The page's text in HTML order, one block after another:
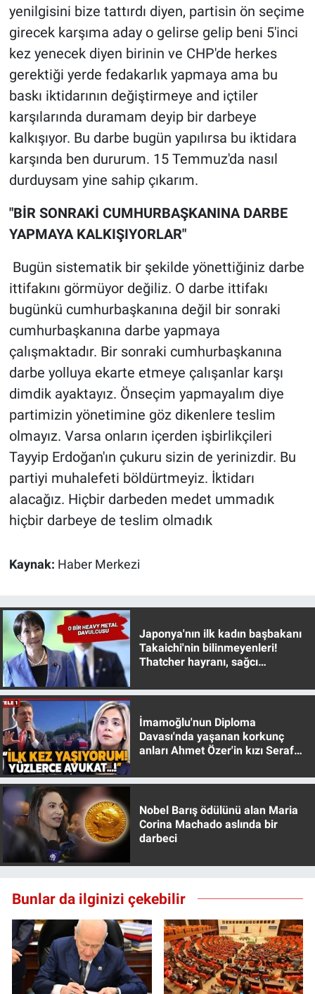
yenilgisini bize tattırdı diyen, partisin ön seçime
girecek karşıma aday o gelirse gelip beni 5'inci
kez yenecek diyen birinin ve CHP'de herkes
gerektiği yerde fedakarlık yapmaya ama bu
baskı iktidarının değiştirmeye and içtiler
karşılarında duramam deyip bir darbeye
kalkışıyor. Bu darbe bugün yapılırsa bu iktidara
karşında ben dururum. 15 Temmuz'da nasıl
durduysam yine sahip çıkarım.
"BİR SONRAKİ CUMHURBAŞKANINA DARBE
YAPMAYA KALKIŞIYORLAR"
Bugün sistematik bir şekilde yönettiğiniz darbe
ittifakını görmüyor değiliz. O darbe ittifakı
bugünkü cumhurbaşkanına değil bir sonraki
cumhurbaşkanına darbe yapmaya
çalışmaktadır. Bir sonraki cumhurbaşkanına
darbe yolluya ekarte etmeye çalışanlar karşı
dimdik ayaktayız. Önseçim yapmayalım diye
partimizin yönetimine göz dikenlere teslim
olmayız. Varsa onların içerden işbirlikçileri
Tayyip Erdoğan'ın çukuru sizin de yerinizdir. Bu
partiyi muhalefeti böldürtmeyiz. İktidarı
alacağız. Hiçbir darbeden medet ummadık
hiçbir darbeye de teslim olmadık
Kaynak: Haber Merkezi
Japonya'nın ilk kadın başbakanı
Takaichi'nin bilinmeyenleri!
Thatcher hayranı, sağcı
İmamoğlu'nun Diploma
Davası'nda yaşanan korkunç
anları Ahmet Özer'in kızı Seraf
Nobel Barış ödülünü alan Maria
Corina Machado aslında bir
darbeci
Bunlar da ilginizi çekebilir